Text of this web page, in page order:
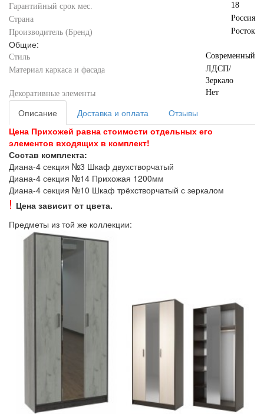
Гарантийный срок мес.
18
Страна
Россия
Производитель (Бренд)
Росток
Общие:
Стиль
Современный
Материал каркаса и фасада
ЛДСП/
Зеркало
Декоративные элементы
Нет
Описание Доставка и оплата
Отзывы
Цена Прихожей равна стоимости отдельных его
элементов входящих в комплект!
Состав комплекта:
Диана-4 секция №3 Шкаф двухстворчатый
Диана-4 секция №14 Прихожая 1200мм
Диана-4 секция №10 Шкаф трёхстворчатый с зеркалом
! Цена зависит от цвета.
Предметы из той же коллекции: